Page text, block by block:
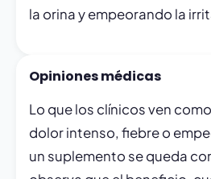
la orina y empeorando la
Opiniones médicas
Lo que los clínicos ven
dolor intenso, fiebre o
un suplemento se queda